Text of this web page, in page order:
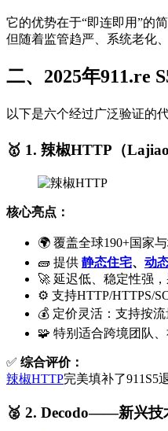
它的优势在于“即连即用”的
但随着监管趋严、系统老化
二、2025年911.re
以下是六个经过广泛验证的
🥇 1. 辣椒HTTP（
核心亮点：
🌍 覆盖全球190+国家
🧱 提供 静态住宅、 动
🚀 延迟低、稳定性强
⚙️ 支持HTTP/HTTPS/
💰 定价灵活：支持按
🧩 特别适合跨境团队
✅ 综合评价：
辣椒HTTP完美填补了911S5
🥈 2. Decodo——新兴技